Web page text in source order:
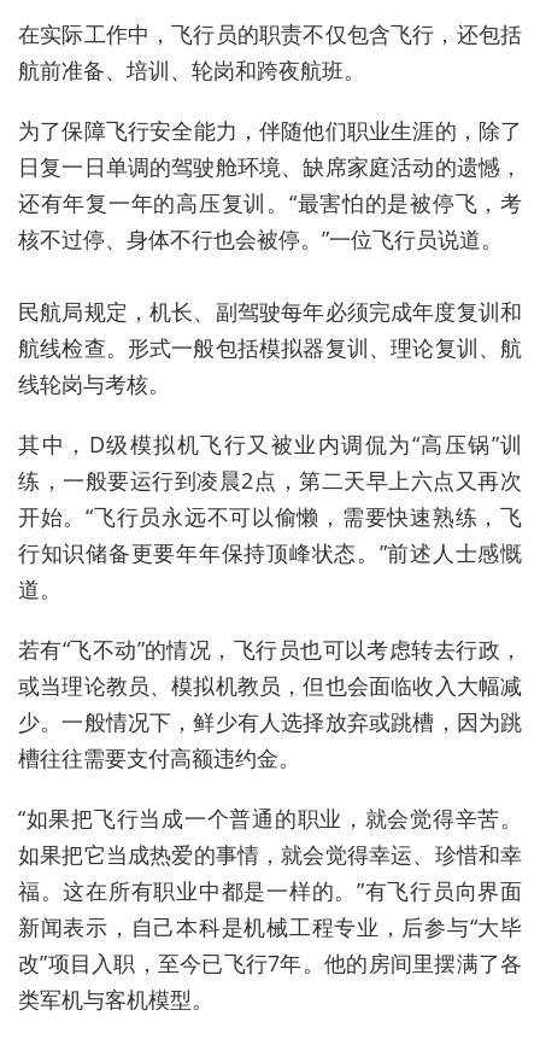
在实际工作中，飞行员的职责不仅包含飞行，还包括
航前准备、培训、轮岗和跨夜航班。
为了保障飞行安全能力 ，伴随他们职业生涯的， 除了
日复一日单调的驾驶舱环境、缺席家庭活动的遗憾 ，
还有年复一年的高压复训。 “最害怕的是被停飞 ，考
核不过停、 身体不行也会被停。 ”一位飞行员说道。
民航局规定 ，机长、副驾驶每年必须完成年度复训和
航线检查。 形式一般包括模拟器复训、理论复训、航
线轮岗与考核。
其中 ， D级模拟机飞行又被业内调侃为“高压锅”训
练 ，一般要运行到凌晨2点，第二天早上六点 又再次
开始。“飞行员永远不可以偷懒 ， 需要快速熟练，飞
行知识储备更要年年保持顶峰状态。 ”前述 人士感慨
道。
若有“飞不动”的情况，飞行员也可以考虑转去行政，
或当理论教员、模拟机教员 ，但也会面临收入大幅减
少。一般情况下，鲜少有人选择放弃或跳槽 ， 因为跳
槽往往需要支付高额违约金。
“如果把飞行当成一个普通的职业 ， 就会觉得辛苦。
如果把它当成热爱的事情 ，就会觉得幸运、 珍惜和幸
福。这在所有职业中都是一样的。 ”有飞行员向界面
新闻表示 ， 自己本科是机械工程专业， 后参与“大毕
改”项目 入职 ， 至今已飞行7年。 他的房间里摆满了各
类军机与客机模型。